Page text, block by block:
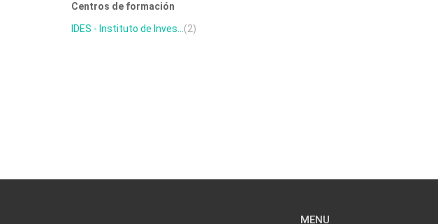
Centros de formación
IDES - Instituto de Inves... (2)
MENU